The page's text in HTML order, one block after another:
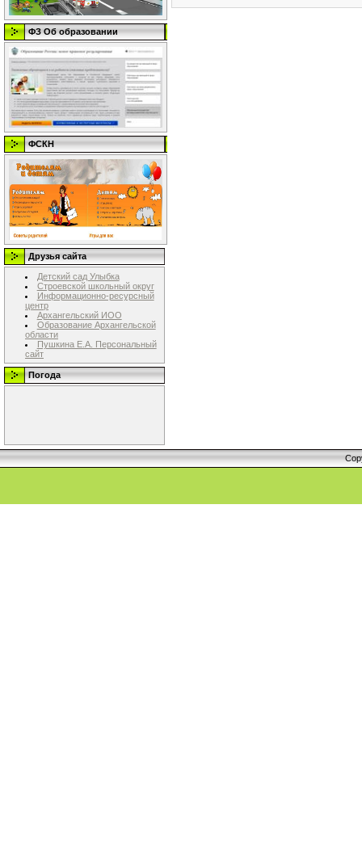
ФЗ Об образовании
ФСКН
Друзья сайта
Детский сад Улыбка
Строевской школьный округ
Информационно-ресурсный
центр
Архангельский ИОО
Образование Архангельской
области
Пушкина Е.А. Персональный
сайт
Погода